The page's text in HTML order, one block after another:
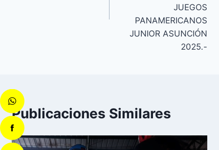
JUEGOS
PANAMERICANOS
JUNIOR ASUNCIÓN
2025.-
Publicaciones Similares